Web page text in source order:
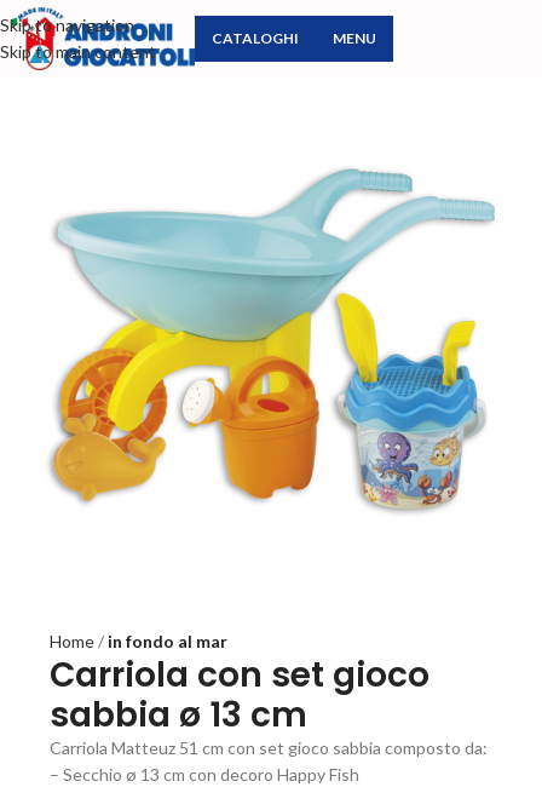
Skip to navigation
Skip to main content
CATALOGHI MENU
Home in fondo al mar
Carriola con set gioco
sabbia ø 13 cm
Carriola Matteuz 51 cm con set gioco sabbia composto da:
– Secchio ø 13 cm con decoro Happy Fish